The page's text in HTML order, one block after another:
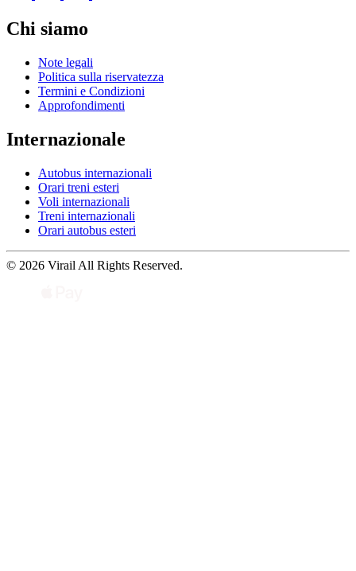
Chi siamo
Note legali
Politica sulla riservatezza
Termini e Condizioni
Approfondimenti
Internazionale
Autobus internazionali
Orari treni esteri
Voli internazionali
Treni internazionali
Orari autobus esteri
© 2026 Virail All Rights Reserved.